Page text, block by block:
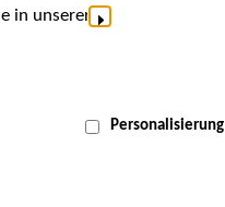
MENÜ
in unserer
Personalisierung